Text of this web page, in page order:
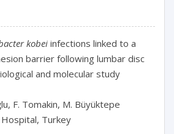
kobei infections linked to a
barrier following lumbar disc
and molecular study
F. Tomakin, M. Büyüktepe
Turkey